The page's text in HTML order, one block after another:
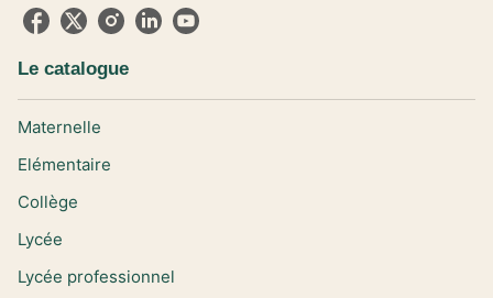
Le catalogue
Maternelle
Elémentaire
Collège
Lycée
Lycée professionnel